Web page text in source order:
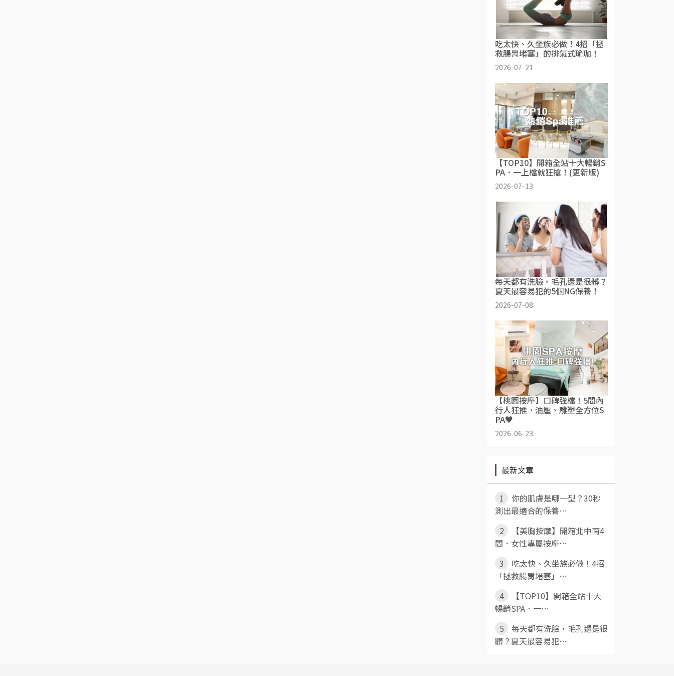
吃太快、久坐族必做！4招「拯
救腸胃堵塞」的排氣式瑜珈！
2026-07-21
【TOP10】開箱全站十大暢銷S
PA．一上檔就狂搶！(更新版)
2026-07-13
每天都有洗臉，毛孔還是很髒？
夏天最容易犯的5個NG保養！
2026-07-08
【桃園按摩】口碑強檔！5間內
行人狂推．油壓、雕塑全方位S
PA♥
2026-06-23
最新文章
1
你的肌膚是哪一型？30秒
測出最適合的保養⋯
2
【美胸按摩】開箱北中南4
間．女性專屬按摩⋯
3
吃太快、久坐族必做！4招
「拯救腸胃堵塞」⋯
4
【TOP10】開箱全站十大
暢銷SPA．一⋯
5
每天都有洗臉，毛孔還是很
髒？夏天最容易犯⋯